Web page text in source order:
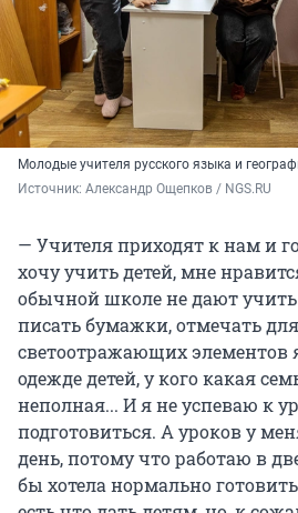
Молодые учителя русского языка и
Источник: Александр Ощепков / NGS.RU
— Учителя приходят к нам и
хочу учить детей, мне
обычной школе не дают
писать бумажки, отмечать
светоотражающих элементов
одежде детей, у кого какая
неполная... И я не успеваю к
подготовиться. А уроков у
день, потому что работаю в
бы хотела нормально